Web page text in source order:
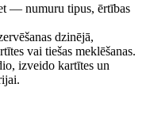
— numuru tipus, ērtības
dzinējā,
vai tiešas meklēšanas.
izveido kartītes un